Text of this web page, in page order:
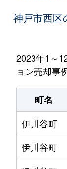
神戸市西区
2023年1～
ョン売却事
町名
伊川谷町
伊川谷町